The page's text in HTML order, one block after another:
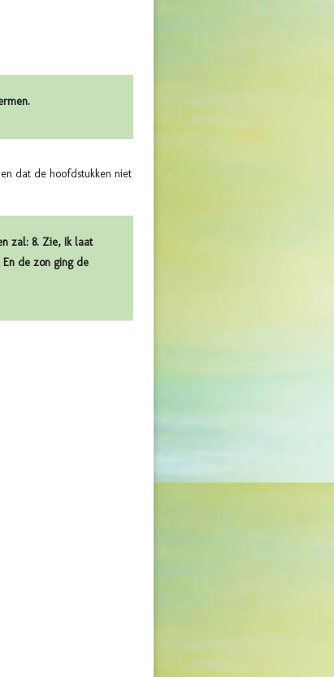
dat de hoofdstukken niet
zal: 8. Zie, Ik laat
de zon ging de